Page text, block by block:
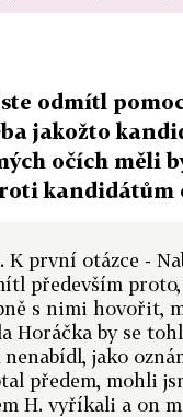
odmítl
jakožto
očích měli
kandidátům
K první otázce -
především
s nimi hovořit,
Horáčka by se
jako
předem, mohli
H. vyříkali a on